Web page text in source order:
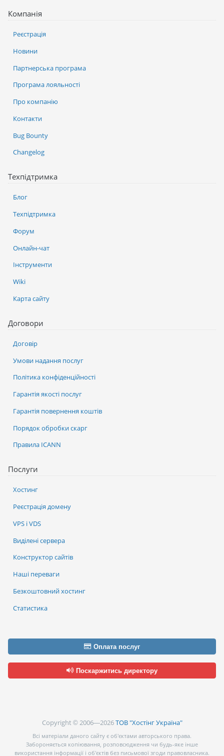
Послуги
Хостинг
Реєстрація домену
VPS і VDS
Виділені сервера
Конструктор сайтів
Наші переваги
Безкоштовний хостинг
Статистика
Компанія
Реєстрація
Новини
Партнерська програма
Програма лояльності
Про компанію
Контакти
Bug Bounty
Changelog
Техпідтримка
Блог
Техпідтримка
Форум
Онлайн-чат
Інструменти
Wiki
Карта сайту
Договори
Договір
Умови надання послуг
Політика конфіденційності
Гарантія якості послуг
Гарантія повернення коштів
Порядок обробки скарг
Правила ICANN
Оплата послуг
Поскаржитись директору
Copyright © 2006—2026ТОВ "Хостінг Україна"
Всі матеріали даного сайту є об’єктами авторського права.
Забороняється копіювання, розповсюдження чи будь-яке інше
використання інформації і об’єктів без письмової згоди правовласника.